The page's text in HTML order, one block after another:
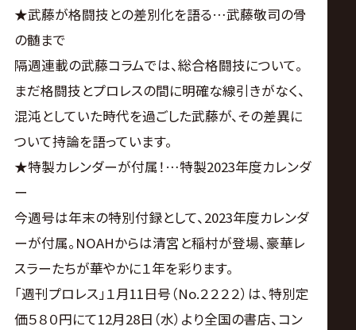
★武藤が格闘技との差別化を語る…武藤敬司の骨
の髄まで
隔週連載の武藤コラムでは、総合格闘技について。
まだ格闘技とプロレスの間に明確な線引きがなく、
混沌としていた時代を過ごした武藤が、その差異に
ついて持論を語っています。
★特製カレンダーが付属！…特製2023年度カレンダ
ー
今週号は年末の特別付録として、2023年度カレンダ
ーが付属。NOAHからは清宮と稲村が登場、豪華レ
スラーたちが華やかに１年を彩ります。
「週刊プロレス」１月11日号（No.２２２２）は、特別定
価５８０円にて12月28日（水）より全国の書店、コン